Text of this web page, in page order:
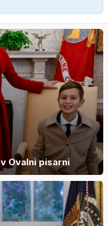
Ovalni pisarni